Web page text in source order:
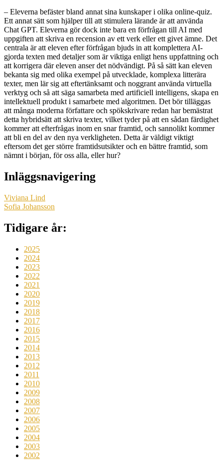
– Eleverna befäster bland annat sina kunskaper i olika online-quiz.
Ett annat sätt som hjälper till att stimulera lärande är att använda
Chat GPT. Eleverna gör dock inte bara en förfrågan till AI med
uppgiften att skriva en recension av ett verk eller ett givet ämne. Det
centrala är att eleven efter förfrågan bjuds in att komplettera AI-
gjorda texten med detaljer som är viktiga enligt hens uppfattning och
att korrigera där eleven anser det nödvändigt. På så sätt kan eleven
bekanta sig med olika exempel på utvecklade, komplexa litterära
texter, men lär sig att eftertänksamt och noggrant använda virtuella
verktyg och så att säga samarbeta med artificiell intelligens, skapa en
intellektuell produkt i samarbete med algoritmen. Det bör tilläggas
att många moderna författare och spökskrivare redan har bemästrat
detta hybridsätt att skriva texter, vilket tyder på att en sådan färdighet
kommer att efterfrågas inom en snar framtid, och sannolikt kommer
att bli en del av den nya verkligheten. Detta är väldigt viktigt
eftersom det ger större framtidsutsikter och en bättre framtid, som
nämnt i början, för oss alla, eller hur?
Inläggsnavigering
Viviana Lind
Sofia Johansson
Tidigare år:
2025
2024
2023
2022
2021
2020
2019
2018
2017
2016
2015
2014
2013
2012
2011
2010
2009
2008
2007
2006
2005
2004
2003
2002